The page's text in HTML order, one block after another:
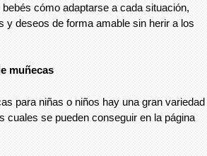
cómo adaptarse a cada situación,
y deseos de forma amable sin herir a los
muñecas
para niñas o niños hay una gran variedad
cuales se pueden conseguir en la página